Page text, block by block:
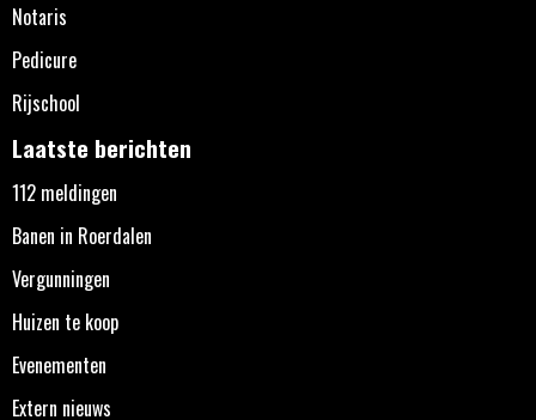
Notaris
Pedicure
Rijschool
Laatste berichten
112 meldingen
Banen in Roerdalen
Vergunningen
Huizen te koop
Evenementen
Extern nieuws